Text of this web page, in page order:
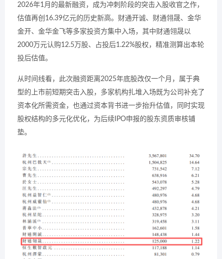
2026年1月的最新融资，成为冲刺阶段的突击入股收官之作，
估值再创16.39亿元的历史新高。财通开诚、财通翎晟、金华
金开、金华金飞等多家投资方集中入场，其中财通翎晟以
2000万元认购12.5万股、占投后1.22%股权，精准测算出本轮
投后估值。
从时间线看，此次融资距离2025年底股改仅一个月，属于典
型的上市前短期突击入股，多家机构扎堆入场既为公司补充了
资本化所需资金，也通过资本背书进一步抬升估值，同时实现
股权结构的多元化优化，为后续IPO申报的股东资质审核铺
垫。